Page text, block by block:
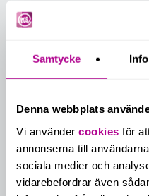
Samtycke
Denna webbplats
Vi använder cookies för
annonserna till
sociala medier och
vidarebefordrar även